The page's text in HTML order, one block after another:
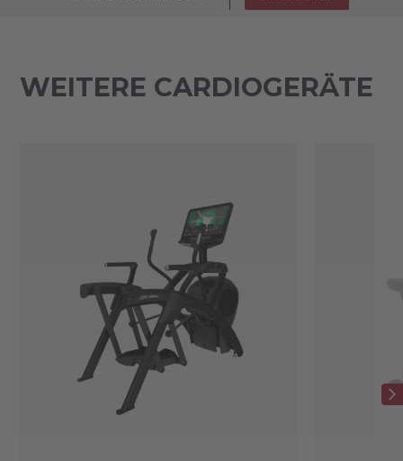
WEITERE CARDIOGERÄTE